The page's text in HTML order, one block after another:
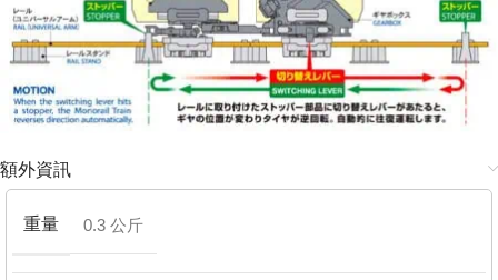
額外資訊
重量 0.3 公斤